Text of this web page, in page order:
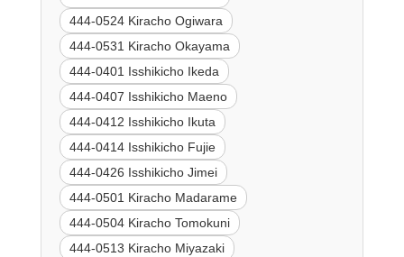
444-0524 Kiracho Ogiwara
444-0531 Kiracho Okayama
444-0401 Isshikicho Ikeda
444-0407 Isshikicho Maeno
444-0412 Isshikicho Ikuta
444-0414 Isshikicho Fujie
444-0426 Isshikicho Jimei
444-0501 Kiracho Madarame
444-0504 Kiracho Tomokuni
444-0513 Kiracho Miyazaki